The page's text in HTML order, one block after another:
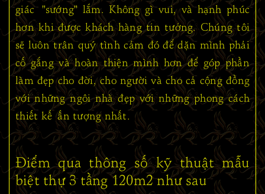
giác "sướng" lắm. Không gì vui, và hạnh phúc
hơn khi được khách hàng tin tưởng. Chúng tôi
sẽ luôn trân quý tình cảm đó để dặn mình phải
cố gắng và hoàn thiện mình hơn để góp phần
làm đẹp cho đời, cho người và cho cả cộng đồng
với những ngôi nhà đẹp với những phong cách
thiết kế ấn tượng nhất.
Điểm qua thông số kỹ thuật mẫu
biệt thự 3 tầng 120m2 như sau